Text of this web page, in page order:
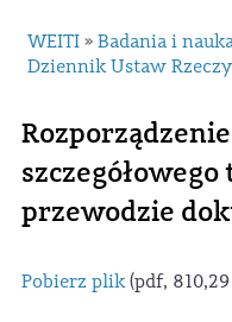
WEITI » Badania i
Dziennik Ustaw
przewodzie
Pobierz plik(pdf, 810,29